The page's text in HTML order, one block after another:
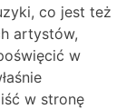
co jest też
artystów,
w
w stronę